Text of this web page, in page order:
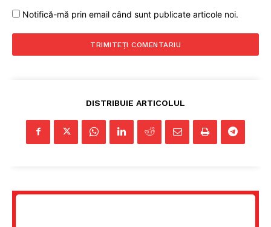
Notifică-mă prin email când sunt publicate articole noi.
DISTRIBUIE ARTICOLUL